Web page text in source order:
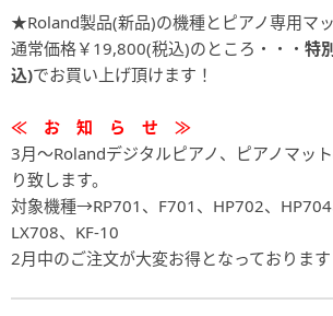
★Roland製品(新品)の機種とピアノ専用マッ
通常価格￥19,800(税込)のところ・・・ 特
込)でお買い上げ頂けます！
≪ お 知 ら せ ≫
3月～Rolandデジタルピアノ、ピアノマッ
り致します。
対象機種→RP701、F701、HP702、HP704
LX708、KF-10
2月中のご注文が大変お得となっております